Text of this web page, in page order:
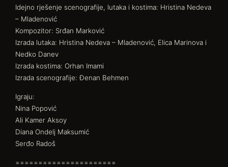
Idejno rješenje scenografije, lutaka i kostima: Hristina Nedeva
– Mladenović
Kompozitor: Srđan Marković
Izrada lutaka: Hristina Nedeva – Mladenović, Elica Marinova i
Nedko Danev
Izrada kostima: Orhan Imami
Izrada scenografije: Đenan Behmen
Igraju:
Nina Popović
Ali Kamer Aksoy
Diana Ondelj Maksumić
Serđo Radoš
======================